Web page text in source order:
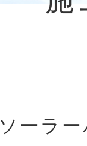
ソーラ